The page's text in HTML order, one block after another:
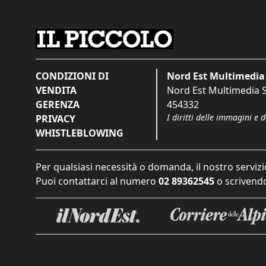
CONDIZIONI DI
VENDITA
GERENZA
PRIVACY
WHISTLEBLOWING
Nord Est Multimedia
Nord Est Multimedia
454332
I diritti delle immagini e
Per qualsiasi necessità o domanda, il nostro
Puoi contattarci al numero 02 89362545 o